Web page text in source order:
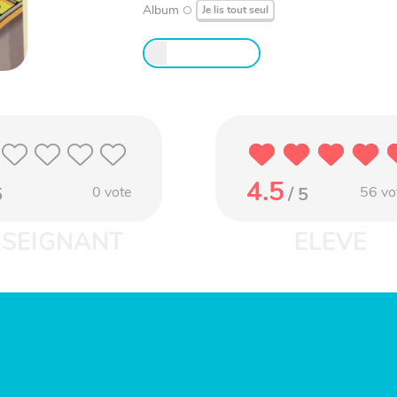
Album Je lis tout seul
0 vote 4.5/ 5 56